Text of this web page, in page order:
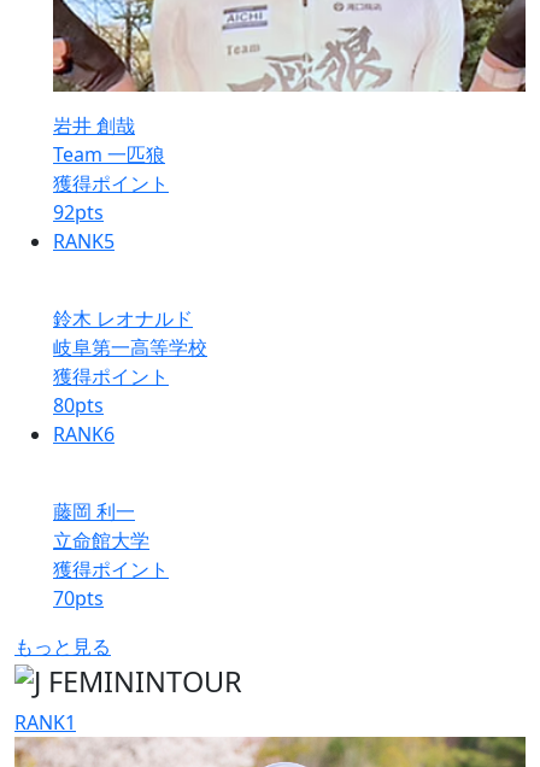
岩井 創哉
Team 一匹狼
獲得ポイント
92pts
RANK5
鈴木 レオナルド
岐阜第一高等学校
獲得ポイント
80pts
RANK6
藤岡 利一
立命館大学
獲得ポイント
70pts
もっと見る
RANK1